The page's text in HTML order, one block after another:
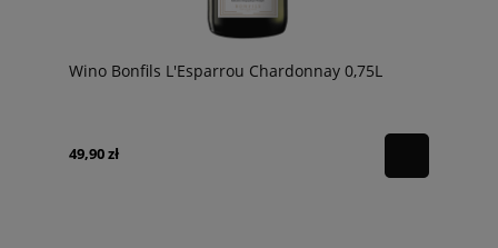
Wino Bonfils L'Esparrou Chardonnay 0,75L
49,90 zł